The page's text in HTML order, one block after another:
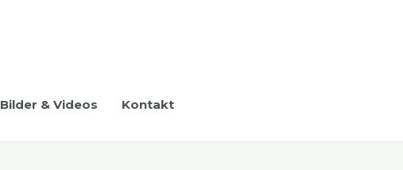
Bilder & Videos Kontakt